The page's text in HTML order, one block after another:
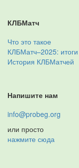
КЛБМатч
Что это такое
КЛБМатч–2025: итоги
История КЛБМатчей
Напишите нам
info@probeg.org
или просто
нажмите сюда